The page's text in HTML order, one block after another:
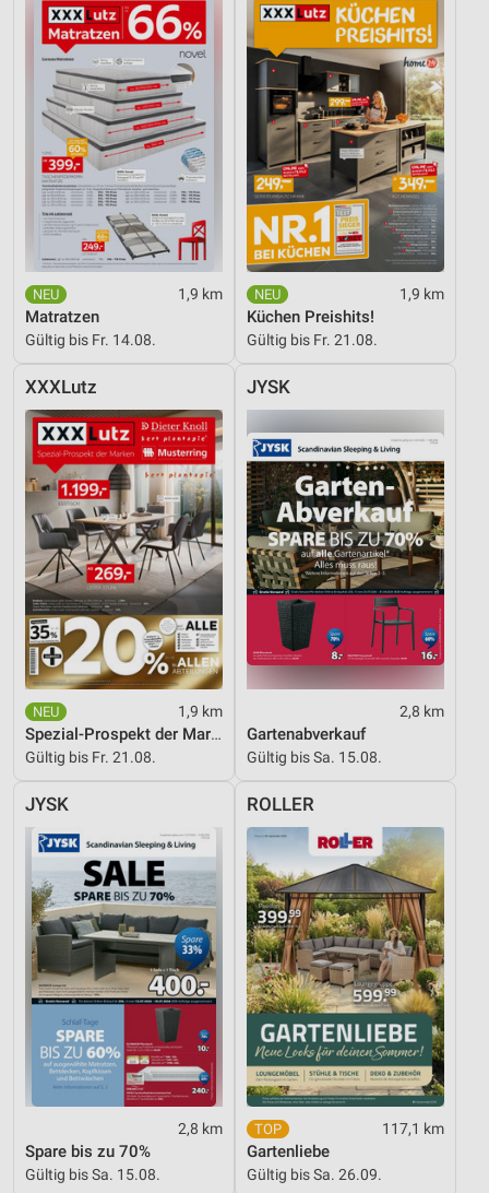
1,9 km
Matratzen
Gültig bis Fr. 14.08.
1,9 km
Küchen Preishits!
Gültig bis Fr. 21.08.
XXXLutz
1,9 km
Spezial-Prospekt der Marken
Gültig bis Fr. 21.08.
JYSK
2,8 km
Gartenabverkauf
Gültig bis Sa. 15.08.
JYSK
2,8 km
Spare bis zu 70%
Gültig bis Sa. 15.08.
ROLLER
117,1 km
Gartenliebe
Gültig bis Sa. 26.09.